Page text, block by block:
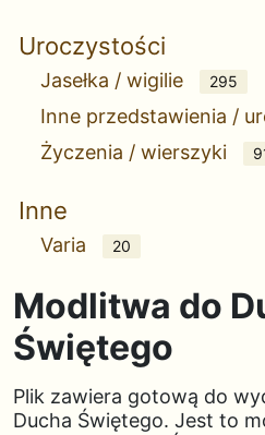
Uroczystości
Jasełka / wigilie 295
Inne przedstawienia /
Życzenia / wierszyki
Inne
Varia 20
Modlitwa do
Świętego
Plik zawiera gotową do
Ducha Świętego. Jest to